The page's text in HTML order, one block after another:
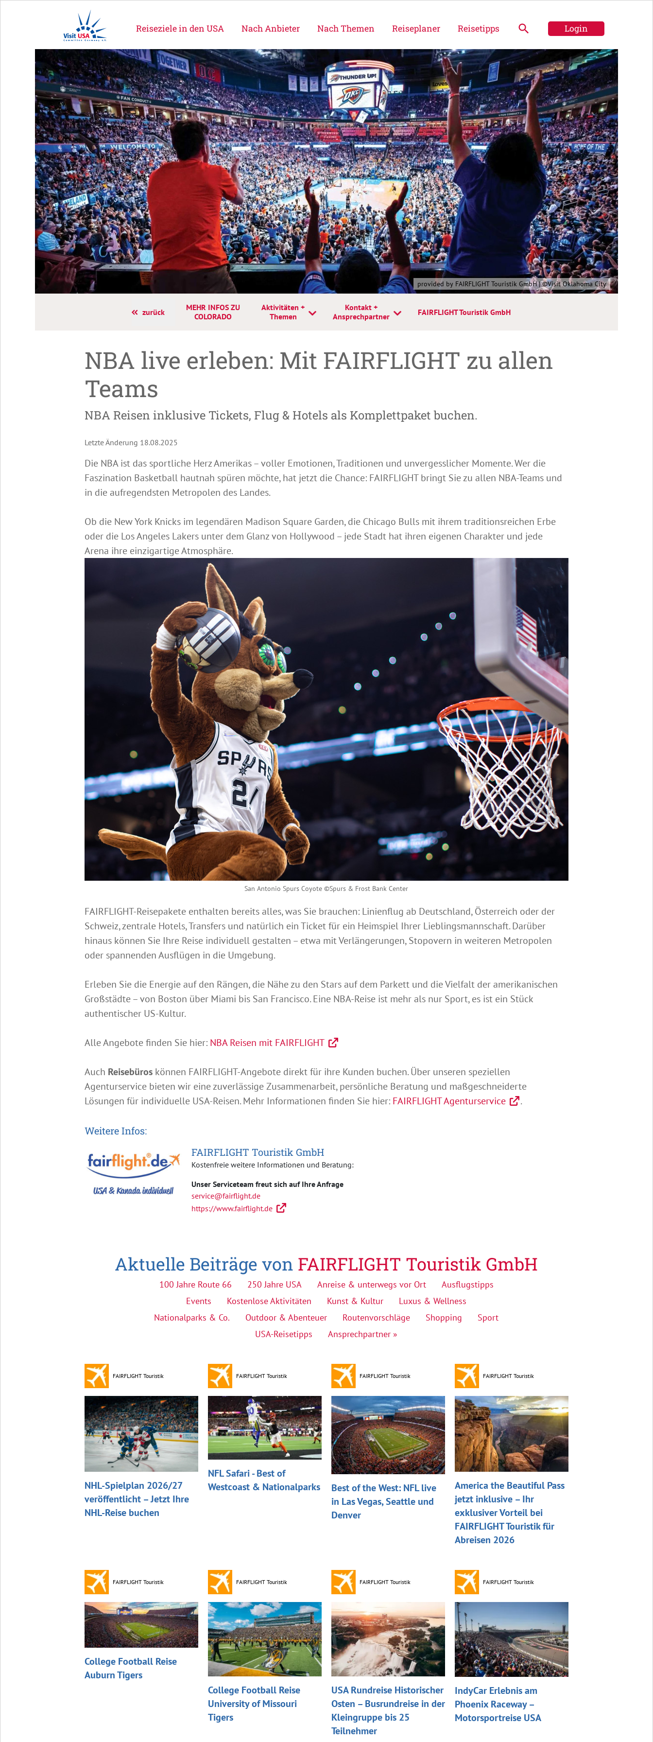
Reiseziele in den USA Nach Anbieter Nach Themen Reiseplaner Reisetipps Login
provided by FAIRFLIGHT Touristik GmbH | ©Visit Oklahoma City
zurück
MEHR INFOS ZU
COLORADO
Aktivitäten +
Themen
Kontakt +
Ansprechpartner
FAIRFLIGHT Touristik GmbH
NBA live erleben: Mit FAIRFLIGHT zu allen
Teams
NBA Reisen inklusive Tickets, Flug & Hotels als Komplettpaket buchen.
Letzte Änderung 18.08.2025
Die NBA ist das sportliche Herz Amerikas – voller Emotionen, Traditionen und unvergesslicher Momente. Wer die
Faszination Basketball hautnah spüren möchte, hat jetzt die Chance: FAIRFLIGHT bringt Sie zu allen NBA-Teams und
in die aufregendsten Metropolen des Landes.
Ob die New York Knicks im legendären Madison Square Garden, die Chicago Bulls mit ihrem traditionsreichen Erbe
oder die Los Angeles Lakers unter dem Glanz von Hollywood – jede Stadt hat ihren eigenen Charakter und jede
Arena ihre einzigartige Atmosphäre.
San Antonio Spurs Coyote ©Spurs & Frost Bank Center
FAIRFLIGHT-Reisepakete enthalten bereits alles, was Sie brauchen: Linienflug ab Deutschland, Österreich oder der
Schweiz, zentrale Hotels, Transfers und natürlich ein Ticket für ein Heimspiel Ihrer Lieblingsmannschaft. Darüber
hinaus können Sie Ihre Reise individuell gestalten – etwa mit Verlängerungen, Stopovern in weiteren Metropolen
oder spannenden Ausflügen in die Umgebung.
Erleben Sie die Energie auf den Rängen, die Nähe zu den Stars auf dem Parkett und die Vielfalt der amerikanischen
Großstädte – von Boston über Miami bis San Francisco. Eine NBA-Reise ist mehr als nur Sport, es ist ein Stück
authentischer US-Kultur.
Alle Angebote finden Sie hier: NBA Reisen mit FAIRFLIGHT
Auch Reisebüroskönnen FAIRFLIGHT-Angebote direkt für ihre Kunden buchen. Über unseren speziellen
Agenturservice bieten wir eine zuverlässige Zusammenarbeit, persönliche Beratung und maßgeschneiderte
Lösungen für individuelle USA-Reisen. Mehr Informationen finden Sie hier: FAIRFLIGHT Agenturservice .
Weitere Infos:
FAIRFLIGHT Touristik GmbH
Kostenfreie weitere Informationen und Beratung:
Unser Serviceteam freut sich auf Ihre Anfrage
service@fairflight.de
https://www.fairflight.de
Aktuelle Beiträge von FAIRFLIGHT Touristik GmbH
100 Jahre Route 66 250 Jahre USA Anreise & unterwegs vor Ort
Ausflugstipps
Events
Kostenlose Aktivitäten Kunst & Kultur
Luxus & Wellness
Nationalparks & Co.
Outdoor & Abenteuer Routenvorschläge Shopping
Sport
USA-Reisetipps
Ansprechpartner »
FAIRFLIGHT Touristik
NHL-Spielplan 2026/27
veröffentlicht – Jetzt Ihre
NHL-Reise buchen
FAIRFLIGHT Touristik
NFL Safari - Best of
Westcoast & Nationalparks
FAIRFLIGHT Touristik
Best of the West: NFL live
in Las Vegas, Seattle und
Denver
FAIRFLIGHT Touristik
America the Beautiful Pass
jetzt inklusive – Ihr
exklusiver Vorteil bei
FAIRFLIGHT Touristik für
Abreisen 2026
FAIRFLIGHT Touristik
College Football Reise
Auburn Tigers
FAIRFLIGHT Touristik
College Football Reise
University of Missouri
Tigers
FAIRFLIGHT Touristik
USA Rundreise Historischer
Osten – Busrundreise in der
Kleingruppe bis 25
Teilnehmer
FAIRFLIGHT Touristik
IndyCar Erlebnis am
Phoenix Raceway –
Motorsportreise USA